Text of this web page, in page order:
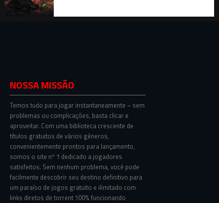
NOSSA MISSÃO
Temos tudo para jogar instantaneamente – sem
problemas ou complicações, basta clicar e
aproveitar. Com uma biblioteca crescente de
títulos gratuitos de vários gêneros,
convenientemente prontos para lançamento,
somos o site nº 1 dedicado a jogadores
satisfeitos. Sem nenhum problema, você pode
facilmente descobrir seu destino definitivo para
um paraíso de jogos gratuito e ilimitado com
links diretos de torrent 100% funcionando